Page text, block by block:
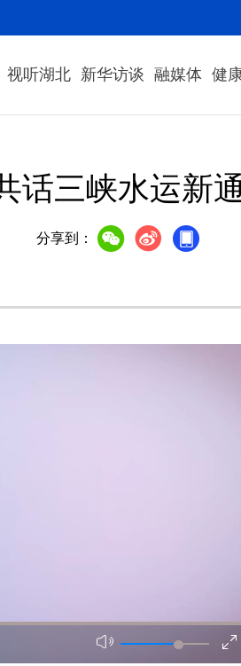
视听湖北 新华访谈 融媒体 健
话三峡水运新
分享到：